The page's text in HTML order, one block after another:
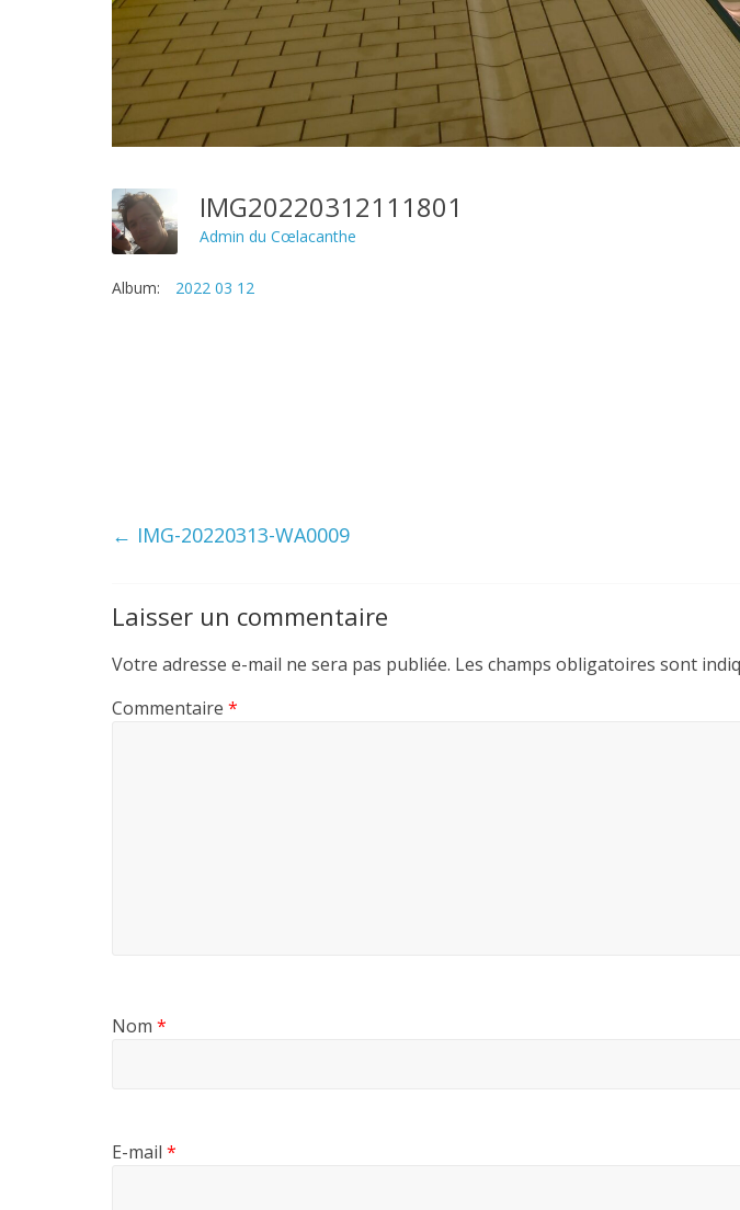
IMG20220312111801
Admin du Cœlacanthe
Album: 2022 03 12
← IMG-20220313-WA0009
Laisser un commentaire
Votre adresse e-mail ne sera pas publiée. Les champs obligatoires sont
Commentaire *
Nom *
E-mail *